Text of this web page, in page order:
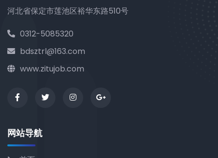
河北省保定市莲池区裕华东路510号
0312-5085320
bdsztrl@163.com
www.zitujob.com
网站导航